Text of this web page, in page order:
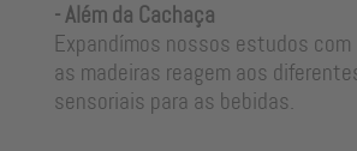
- Além da Cachaça
Expandímos nossos estudos
as madeiras reagem aos
sensoriais para as bebidas.